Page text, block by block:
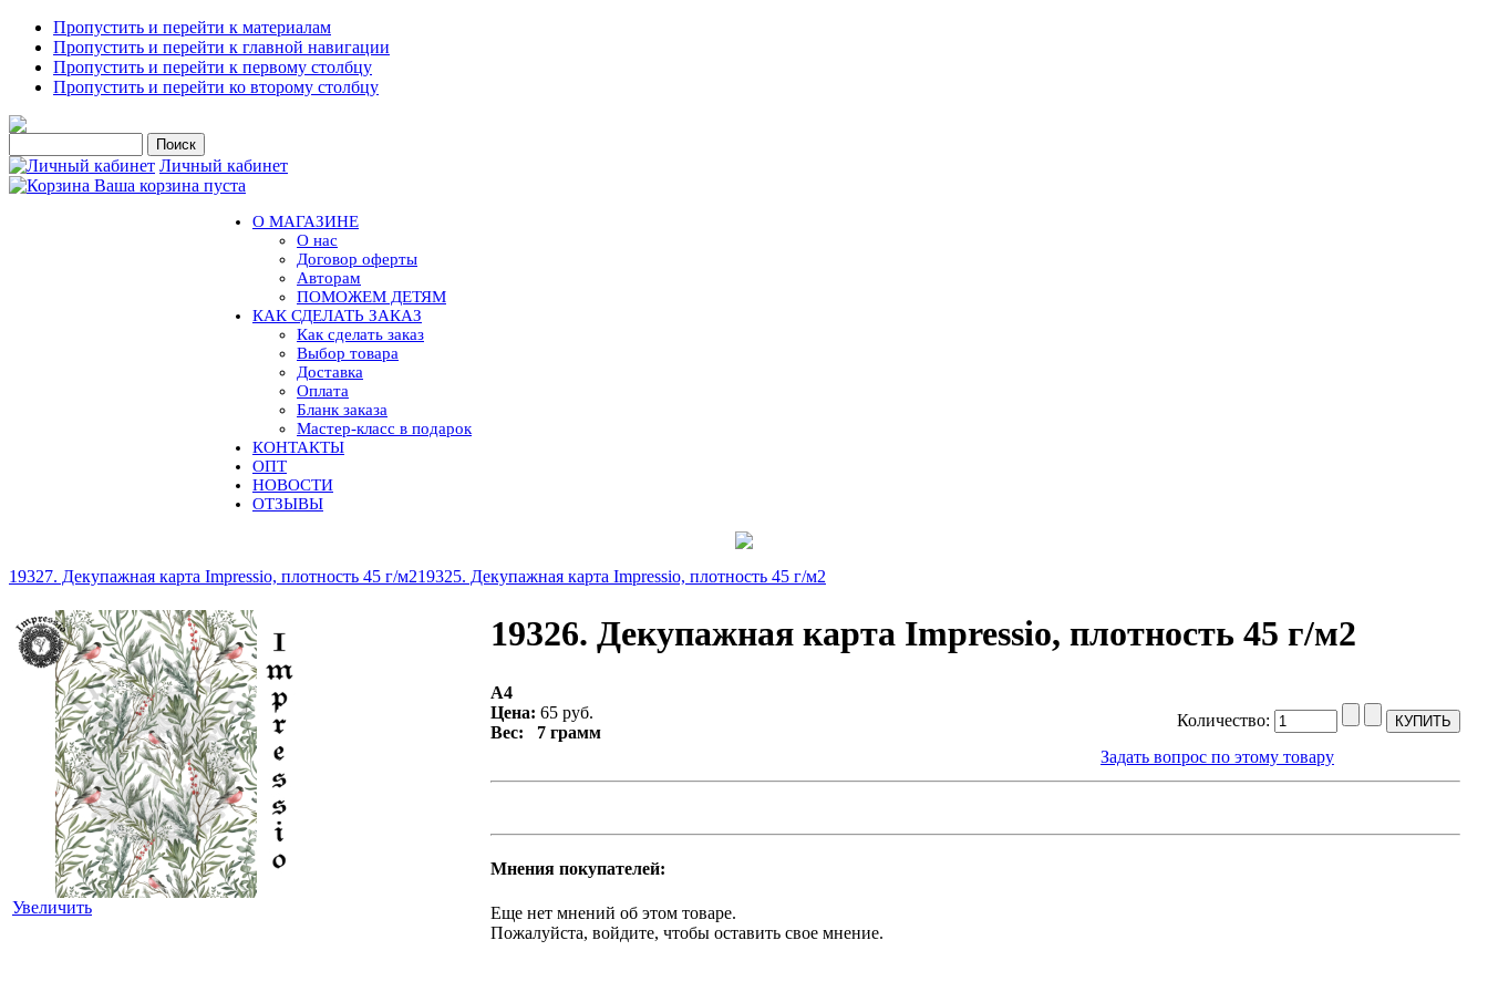
Пропустить и перейти к материалам
Пропустить и перейти к главной навигации
Пропустить и перейти к первому столбцу
Пропустить и перейти ко второму столбцу
Личный кабинет
Ваша корзина пуста
О МАГАЗИНЕ
О нас
Договор оферты
Авторам
ПОМОЖЕМ ДЕТЯМ
КАК СДЕЛАТЬ ЗАКАЗ
Как сделать заказ
Выбор товара
Доставка
Оплата
Бланк заказа
Мастер-класс в подарок
КОНТАКТЫ
ОПТ
НОВОСТИ
ОТЗЫВЫ
19327. Декупажная карта Impressio, плотность 45 г/м219325. Декупажная карта Impressio, плотность 45 г/м2
Увеличить
19326. Декупажная карта Impressio, плотность 45 г/м2
A4
Цена: 65 руб.
Вес: 7 грамм
Количество:
Задать вопрос по этому товару
Мнения покупателей:
Еще нет мнений об этом товаре.
Пожалуйста, войдите, чтобы оставить свое мнение.